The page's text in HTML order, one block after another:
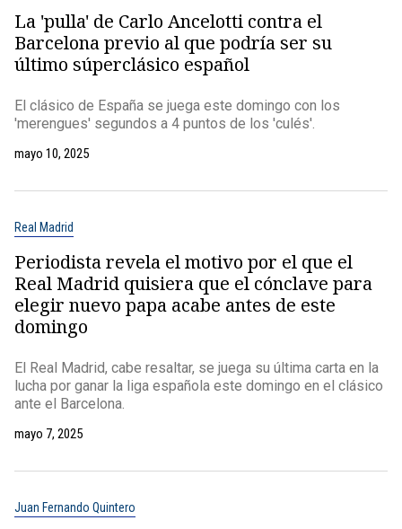
La 'pulla' de Carlo Ancelotti contra el
Barcelona previo al que podría ser su
último súperclásico español
El clásico de España se juega este domingo con los
'merengues' segundos a 4 puntos de los 'culés'.
mayo 10, 2025
Real Madrid
Periodista revela el motivo por el que el
Real Madrid quisiera que el cónclave para
elegir nuevo papa acabe antes de este
domingo
El Real Madrid, cabe resaltar, se juega su última carta en la
lucha por ganar la liga española este domingo en el clásico
ante el Barcelona.
mayo 7, 2025
Juan Fernando Quintero